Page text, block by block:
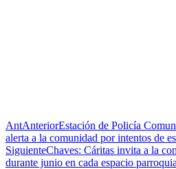
AntAnteriorEstación de Policía
alerta a la comunidad por intentos de
SiguienteChaves: Cáritas invita a la
durante junio en cada espacio